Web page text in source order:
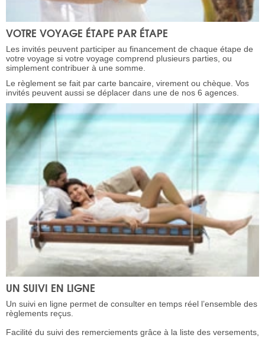
VOTRE VOYAGE ÉTAPE PAR ÉTAPE
Les invités peuvent participer au financement de chaque étape de
votre voyage si votre voyage comprend plusieurs parties, ou
simplement contribuer à une somme.
Le règlement se fait par carte bancaire, virement ou chèque. Vos
invités peuvent aussi se déplacer dans une de nos 6 agences.
UN SUIVI EN LIGNE
Un suivi en ligne permet de consulter en temps réel l’ensemble des
règlements reçus.
Facilité du suivi des remerciements grâce à la liste des versements,